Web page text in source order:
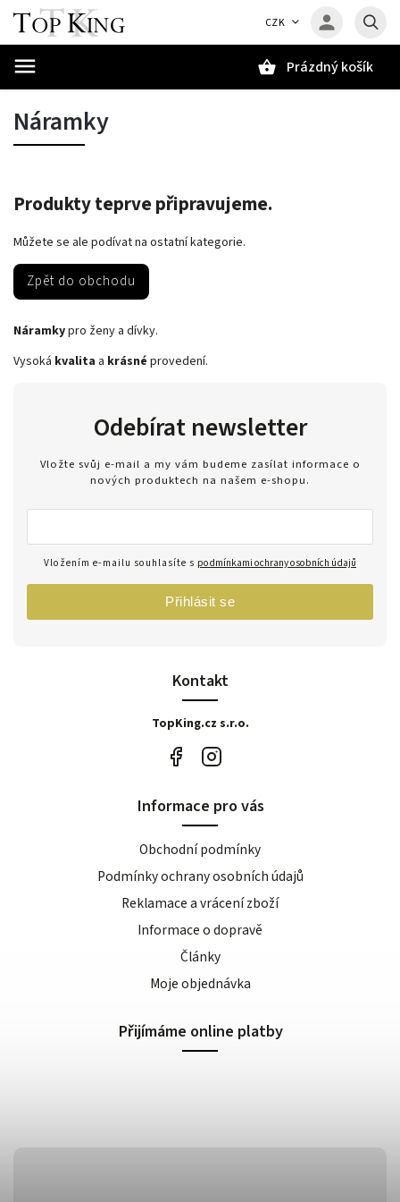
CZK
Prázdný košík
Náramky
Produkty teprve připravujeme.
Můžete se ale podívat na ostatní kategorie.
Zpět do obchodu
Náramkypro ženy a dívky.
Vysoká kvalita a krásné provedení.
Kontakt
TopKing.cz s.r.o.
Odebírat newsletter
Vložte svůj e-mail a my vám budeme zasílat informace o
nových produktech na našem e-shopu.
Vložením e-mailu souhlasíte s podmínkami ochrany osobních údajů
Přihlásit se
Informace pro vás
Obchodní podmínky
Podmínky ochrany osobních údajů
Reklamace a vrácení zboží
Informace o dopravě
Články
Moje objednávka
Přijímáme online platby